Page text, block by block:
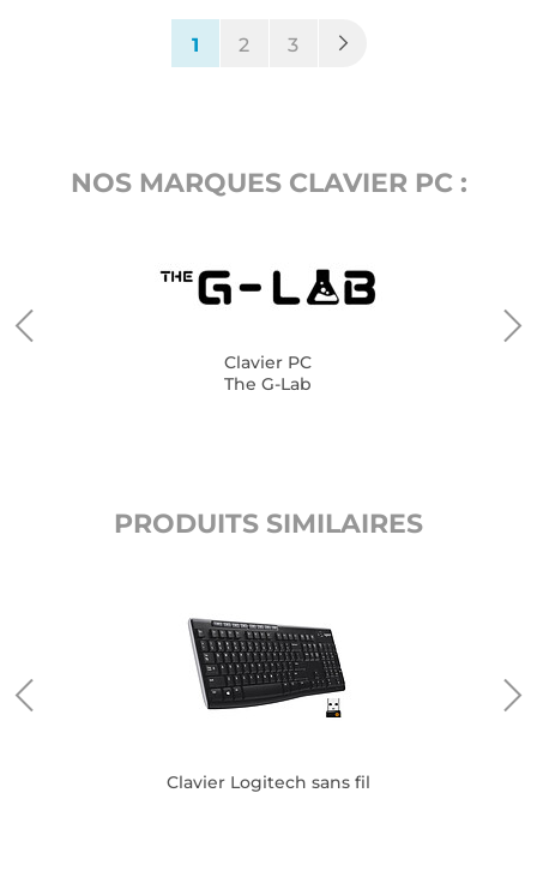
1(current)
2 3
NOS MARQUES CLAVIER PC :
Clavier PC
The G-Lab
PRODUITS SIMILAIRES
Clavier Logitech sans fil